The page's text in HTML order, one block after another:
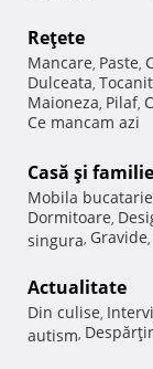
Reţete
Mancare, Paste,
Dulceata,
Maioneza, Pilaf,
Ce mancam azi
Casă şi familie
Mobila bucatarie
Dormitoare,
singura, Gravide,
Actualitate
Din culise,
autism,